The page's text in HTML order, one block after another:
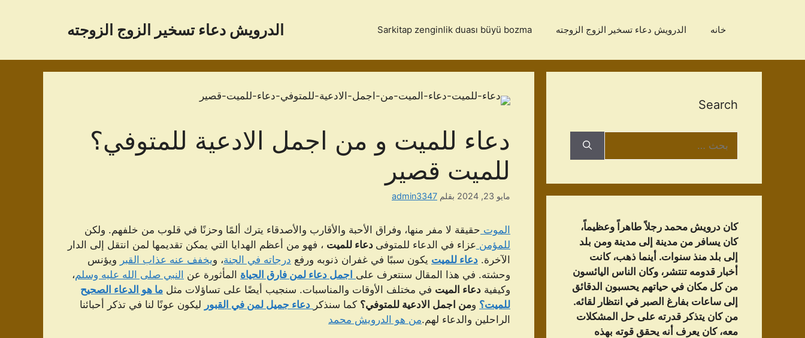
الدرویش دعاء تسخير الزوج الزوجته خانه الدرویش دعاء تسخير الزوج الزوجته Sarkitap zenginlik duası büyü bozma
دعاء للميت و من اجمل الادعية للمتوفي؟
للميت قصير
مايو 23, 2024 بقلم admin3347
الموت حقيقة لا مفر منها، وفراق الأحبة والأقارب والأصدقاء يترك ألمًا وحزنًا في قلوب من خلفهم. ولكن
للمؤمن عزاء في الدعاء للمتوفى دعاء للميت ، فهو من أعظم الهدايا التي يمكن تقديمها لمن انتقل إلى الدار
الآخرة. دعاء للميت يكون سببًا في غفران ذنوبه ورفع درجاته في الجنة، ويخفف عنه عذاب القبر ويؤنس
وحشته. في هذا المقال سنتعرف على اجمل دعاء لمن فارق الحياة المأثورة عن النبي صلى الله عليه وسلم،
وكيفية دعاء الميت في مختلف الأوقات والمناسبات. سنجيب أيضًا على تساؤلات مثل ما هو الدعاء الصحيح
للميت؟ ومن اجمل الادعية للمتوفي؟ كما سنذكر دعاء جميل لمن في القبور ليكون عونًا لنا في تذكر أحبائنا
الراحلين والدعاء لهم.من هو الدرويش محمد
Search
عن:
كان درويش محمد رجلاً طاهراً وعظيماً،
كان يسافر من مدينة إلى مدينة ومن بلد
إلى بلد منذ سنوات. أينما ذهب، كانت
أخبار قدومه تنتشر، وكان الناس اليائسون
من كل مكان في حياتهم يحسبون الدقائق
إلى ساعات بفارغ الصبر في انتظار لقائه.
من كان يتذكر قدرته على حل المشكلات
معه، كان يعرف أنه يحقق قوته بهذه